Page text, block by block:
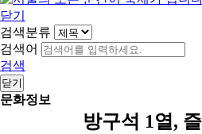
닫기
검색분류
검색어
검색
닫기
문화정보
방구석 1열,